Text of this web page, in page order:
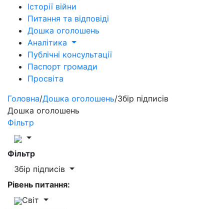
Історії війни
Питання та відповіді
Дошка оголошень
Аналітика
Публічні консультації
Паспорт громади
Просвіта
Головна/Дошка оголошень/Збір підписів
Дошка оголошень
Фільтр
Фільтр
Збір підписів
Рівень питання:
Світ